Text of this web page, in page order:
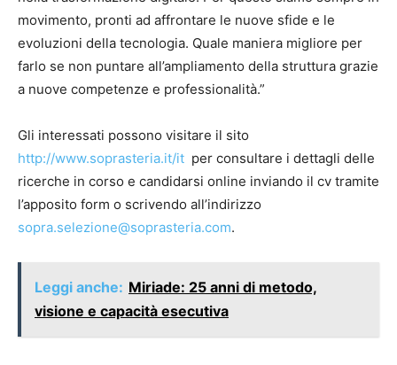
movimento, pronti ad affrontare le nuove sfide e le
evoluzioni della tecnologia. Quale maniera migliore per
farlo se non puntare all’ampliamento della struttura grazie
a nuove competenze e professionalità.”
Gli interessati possono visitare il sito
http://www.soprasteria.it/it per consultare i dettagli delle
ricerche in corso e candidarsi online inviando il cv tramite
l’apposito form o scrivendo all’indirizzo
sopra.selezione@soprasteria.com.
Leggi anche: Miriade: 25 anni di metodo,
visione e capacità esecutiva